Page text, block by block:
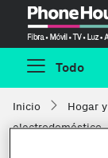
Todo
Inicio Hogar
electrodoméstico